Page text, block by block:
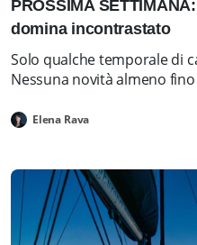
PROSSIMA
domina incontrastato
Solo qualche temporale di
Nessuna novità almeno
Elena Rava